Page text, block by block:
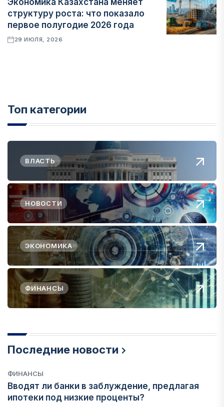
Экономика Казахстана меняет
структуру роста: что показало
первое полугодие 2026 года
29 ИЮЛЯ, 2026
Топ категории
ВЛАСТЬ
НОВОСТИ
ЭКОНОМИКА
ФИНАНСЫ
Последние новости
ФИНАНСЫ
Вводят ли банки в заблуждение, предлагая
ипотеки под низкие проценты?